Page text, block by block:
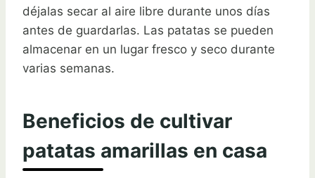
déjalas secar al aire libre durante unos días
antes de guardarlas. Las patatas se pueden
almacenar en un lugar fresco y seco durante
varias semanas.
Beneficios de cultivar
patatas amarillas en casa